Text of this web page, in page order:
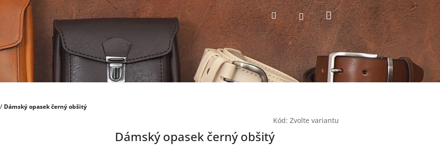
HledatPřihlášeníNákupní
košík
/ Dámský opasek černý obšitý
Kód: Zvolte variantu
Dámský opasek černý obšitý